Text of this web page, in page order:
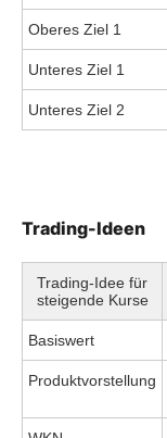
Oberes Ziel 1
Unteres Ziel 1
Unteres Ziel 2
Trading-Ideen
Trading-Idee für
steigende Kurse
Basiswert
Produktvorstellung